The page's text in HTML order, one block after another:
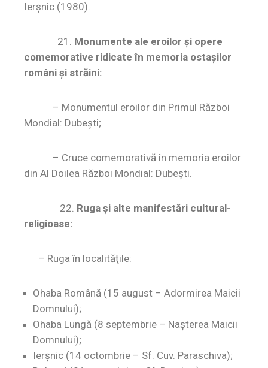
Ierşnic (1980).
21. Monumente ale eroilor şi opere
comemorative ridicate în memoria ostaşilor
români şi străini:
– Monumentul eroilor din Primul Război
Mondial: Dubeşti;
– Cruce comemorativă în memoria eroilor
din Al Doilea Război Mondial: Dubeşti.
22. Ruga şi alte manifestări cultural-
religioase:
– Ruga în localităţile:
Ohaba Română (15 august – Adormirea Maicii
Domnului);
Ohaba Lungă (8 septembrie – Naşterea Maicii
Domnului);
Ierşnic (14 octombrie – Sf. Cuv. Paraschiva);